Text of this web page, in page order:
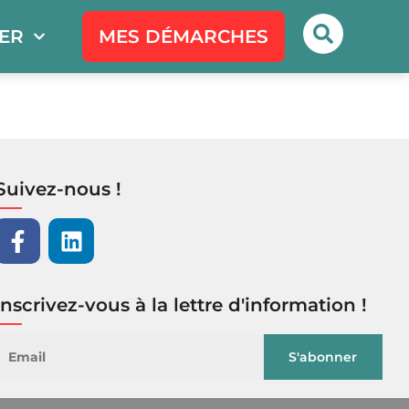
MES DÉMARCHES
nous !
vous à la lettre d'information !